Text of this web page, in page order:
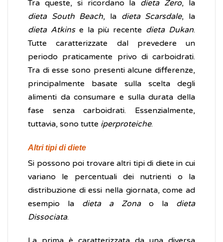
Tra queste, si ricordano la dieta Zero, la
dieta South Beach, la dieta Scarsdale, la
dieta Atkinse la più recente dieta Dukan.
Tutte caratterizzate dal prevedere un
periodo praticamente privo di carboidrati.
Tra di esse sono presenti alcune differenze,
principalmente basate sulla scelta degli
alimenti da consumare e sulla durata della
fase senza carboidrati. Essenzialmente,
tuttavia, sono tutte iperproteiche.
Altri tipi di diete
Si possono poi trovare altri tipi di diete in cui
variano le percentuali dei nutrienti o la
distribuzione di essi nella giornata, come ad
esempio la dieta a Zonao la dieta
Dissociata.